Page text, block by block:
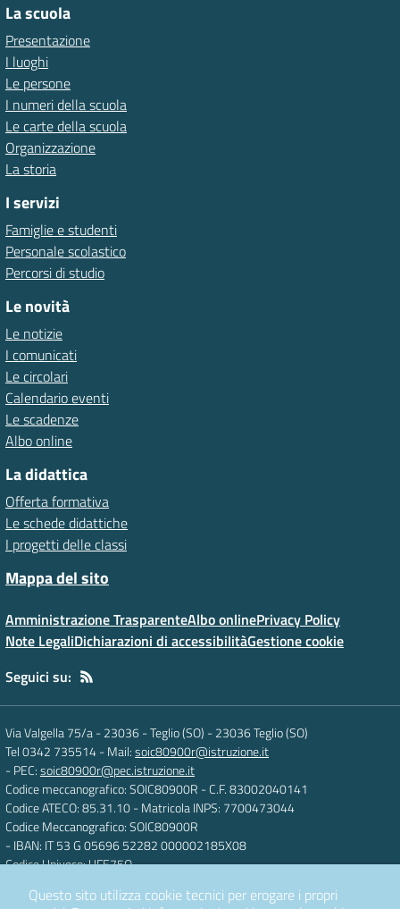
La scuola
Presentazione
I luoghi
Le persone
I numeri della scuola
Le carte della scuola
Organizzazione
La storia
I servizi
Famiglie e studenti
Personale scolastico
Percorsi di studio
Le novità
Le notizie
I comunicati
Le circolari
Calendario eventi
Le scadenze
Albo online
La didattica
Offerta formativa
Le schede didattiche
I progetti delle classi
Mappa del sito
Amministrazione TrasparenteAlbo onlinePrivacy Policy
Note LegaliDichiarazioni di accessibilitàGestione cookie
Seguici su:
Via Valgella 75/a - 23036 - Teglio (SO) -23036 Teglio (SO)
Tel 0342 735514- Mail:soic80900r@istruzione.it
- PEC:soic80900r@pec.istruzione.it
Codice meccanografico: SOIC80900R - C.F. 83002040141
Codice ATECO: 85.31.10- Matricola INPS: 7700473044
Codice Meccanografico: SOIC80900R
- IBAN: IT 53 G 05696 52282 000002185X08
Codice Univoco: UFE75O
Questo sito utilizza cookie tecnici per erogare i propri